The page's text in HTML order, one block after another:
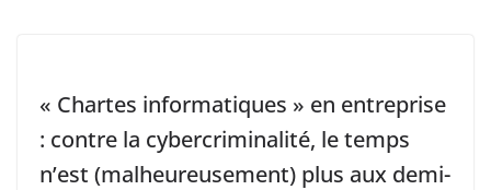
« Chartes informatiques » en entreprise
: contre la cybercriminalité, le temps
n’est (malheureusement) plus aux demi-